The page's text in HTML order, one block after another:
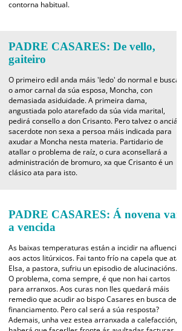
contorna habitual.
PADRE CASARES: De vello,
gaiteiro
O primeiro edil anda máis 'ledo' do normal e busca
o amor carnal da súa esposa, Moncha, con
demasiada asiduidade. A primeira dama,
angustiada polo atarefado da súa vida marital,
pedirá consello a don Crisanto. Pero talvez o ancián
sacerdote non sexa a persoa máis indicada para
axudar a Moncha nesta materia. Partidario de
atallar o problema de raíz, o cura aconsellará a
administración de bromuro, xa que Crisanto é un
clásico ata para isto.
PADRE CASARES: Á novena vai
a vencida
As baixas temperaturas están a incidir na afluencia
aos actos litúrxicos. Fai tanto frío na capela que ata
Elsa, a pastora, sufriu un episodio de alucinacións.
O problema, coma sempre, é que non hai cartos
para arranxos. Aos curas non lles quedará máis
remedio que acudir ao bispo Casares en busca de
financiamento. Pero cal será a súa resposta?
Ademais, unha vez estea arranxada a calefacción,